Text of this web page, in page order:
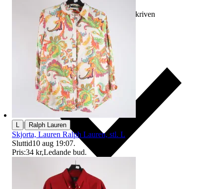
Ersättning om varan inte är som beskriven
| Ralph Lauren
Skjorta, Lauren Ralph Lauren, stl. L
Sluttid10 aug 19:07.
Pris:34 kr,Ledande bud.